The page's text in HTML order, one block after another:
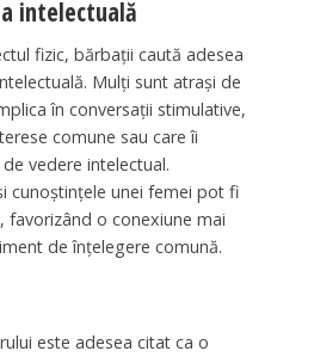
intelectuală
fizic, bărbații caută adesea
Mulți sunt atrași de
în conversații stimulative,
comune sau care îi
vedere intelectual.
cunoștințele unei femei pot fi
favorizând o conexiune mai
de înțelegere comună.
este adesea citat ca o